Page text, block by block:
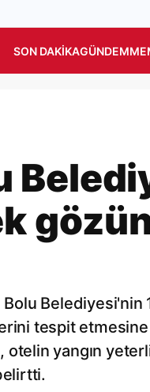
SON DAKIKAGÜNDEM
Belediyesi'nin
tespit
yangın